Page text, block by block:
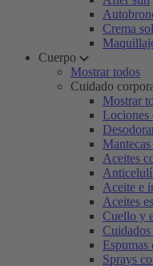
Crema
Cuerpo
Mostrar todos
Cuidado
Mostrar
Lociones
Aceites
Aceite e
Aceites
Cuello y
Espumas
Sprays